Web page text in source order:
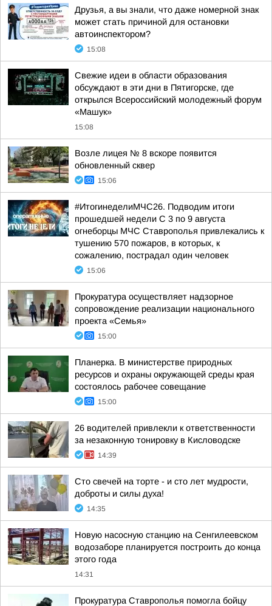
Друзья, а вы знали, что даже номерной знак
может стать причиной для остановки
автоинспектором?
15:08
Свежие идеи в области образования
обсуждают в эти дни в Пятигорске, где
открылся Всероссийский молодежный форум
«Машук»
15:08
Возле лицея № 8 вскоре появится
обновленный сквер
15:06
#ИтогинеделиМЧС26. Подводим итоги
прошедшей недели С 3 по 9 августа
огнеборцы МЧС Ставрополья привлекались к
тушению 570 пожаров, в которых, к
сожалению, пострадал один человек
15:06
Прокуратура осуществляет надзорное
сопровождение реализации национального
проекта «Семья»
15:00
Планерка. В министерстве природных
ресурсов и охраны окружающей среды края
состоялось рабочее совещание
15:00
26 водителей привлекли к ответственности
за незаконную тонировку в Кисловодске
14:39
Сто свечей на торте - и сто лет мудрости,
доброты и силы духа!
14:35
Новую насосную станцию на Сенгилеевском
водозаборе планируется построить до конца
этого года
14:31
Прокуратура Ставрополья помогла бойцу